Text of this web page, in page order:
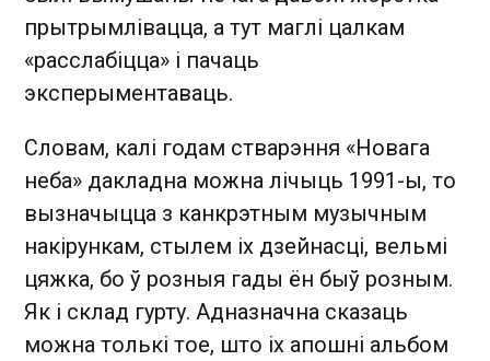
прытрымлівацца, а тут маглі цалкам
«расслабіцца» і пачаць
эксперыментаваць.
Словам, калі годам стварэння «Новага
неба» дакладна можна лічыць 1991-ы, то
вызначыцца з канкрэтным музычным
накірункам, стылем іх дзейнасці, вельмі
цяжка, бо ў розныя гады ён быў розным.
Як і склад гурту. Адназначна сказаць
можна толькі тое, што іх апошні альбом